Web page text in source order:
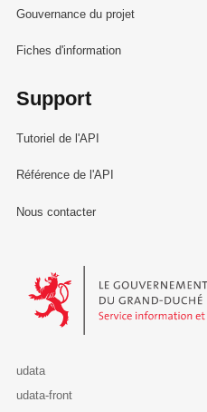
Gouvernance du projet
Fiches d'information
Support
Tutoriel de l'API
Référence de l'API
Nous contacter
Le Gouvernement du Grand-
udata
udata-front